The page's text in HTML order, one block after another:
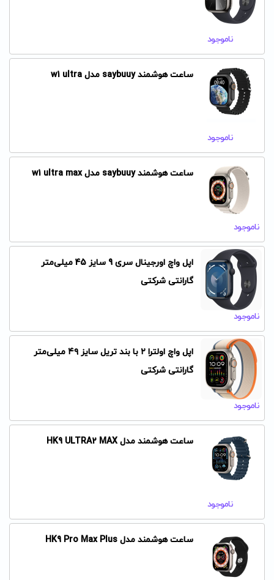
ناموجود
ساعت هوشمند saybuuy مدل w1 ultra
ناموجود
ساعت هوشمند saybuuy مدل w1 ultra max
ناموجود
اپل واچ اورجینال سری 9 سایز 45 میلی‌متر
گارانتی شرکتی
ناموجود
اپل واچ اولترا ۲ با بند تریل سایز ۴۹ میلی‌متر
گارانتی شرکتی
ناموجود
ساعت هوشمند مدل HK9 ULTRA2 MAX
ناموجود
ساعت هوشمند مدل HK9 Pro Max Plus